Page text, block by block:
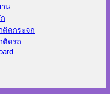
าน
ติดกระจก
ติดรถ